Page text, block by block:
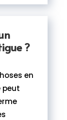
?
en
peut